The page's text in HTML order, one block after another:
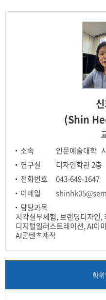
(Shin
소속
인문예술대학
연구실
디자인학관 2층
전화번호
043-649-1647
이메일
담당과목
시각실무체험, 브랜딩디자인,
디지털일러스트레이션, AI이
AI콘텐츠제작
학